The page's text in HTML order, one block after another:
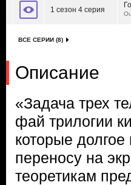
1 сезон 4 серия
ВСЕ СЕРИИ (8)
Описание
«Задача трех
фай трилогии
которые
переносу на
теоретикам